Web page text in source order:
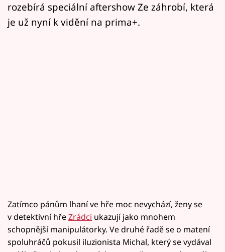
Sledujte nás
rozebírá speciální aftershow Ze záhrobí, která
je už nyní k vidění na prima+.
Zatímco pánům lhaní ve hře moc nevychází, ženy se
v detektivní hřeZrádci ukazují jako mnohem
schopnější manipulátorky. Ve druhé řadě se o matení
spoluhráčů pokusil iluzionista Michal, který se vydával